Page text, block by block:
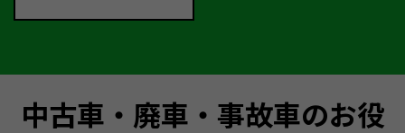
中古車・廃車・事故車のお役